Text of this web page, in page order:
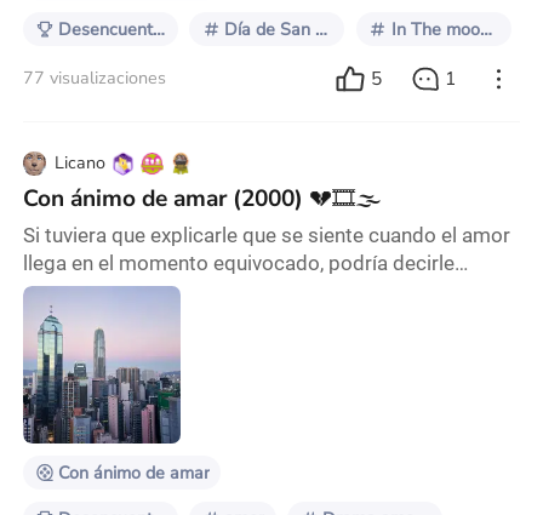
Desencuentros Amorosos Día de San Valentín In The mood for Love
77 visualizaciones 5 1
Licano
Con ánimo de amar (2000) 💔🎞️🌫️
Si tuviera que explicarle que se siente cuando el amor
llega en el momento equivocado, podría decirle
simplemente ve la película Con Ánimo de amar (2000)
del director Wong Kar-Wai y solo cállate mientras la
veas; no es una película que se cuenta, es una historia
que se siente en una habitación pequeña, en el humo,
en los silencios en pasillos demasiado cortos para
dos personas no deberían cruzarse
Con ánimo de amar